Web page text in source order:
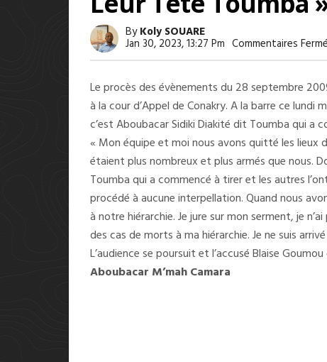
ByKoly SOUARE
Jan 30, 2023, 13:27 Pm Commentaires
Le procès des évènements du 28 septembre
à la cour d’Appel de Conakry. A la barre ce lundi
c’est Aboubacar Sidiki Diakité dit Toumba qui a
« Mon équipe et moi nous avons quitté les lieux
étaient plus nombreux et plus armés que nous.
Toumba qui a commencé à tirer et les autres
procédé à aucune interpellation. Quand nous
à notre hiérarchie. Je jure sur mon serment, je
des cas de morts à ma hiérarchie. Je ne suis
L’audience se poursuit et l’accusé Blaise
Aboubacar M’mah Camara